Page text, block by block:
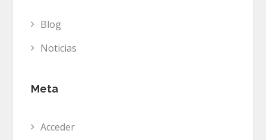
Blog
Noticias
Meta
Acceder